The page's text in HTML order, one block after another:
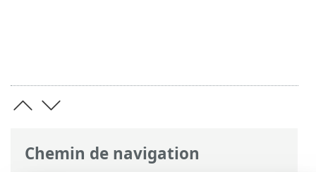
Chemin de navigation